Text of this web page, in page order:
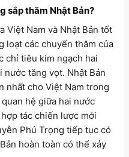
sắp thăm Nhật Bản?
Việt Nam và Nhật Bản tốt
loạt các chuyến thăm của
chỉ tiêu kim ngạch hai
tăng vọt. Nhật Bản
nhất cho Việt Nam trong
hệ giữa hai nước
tác chiến lược mới
Phú Trọng tiếp tục có
hoàn toàn có thể xảy